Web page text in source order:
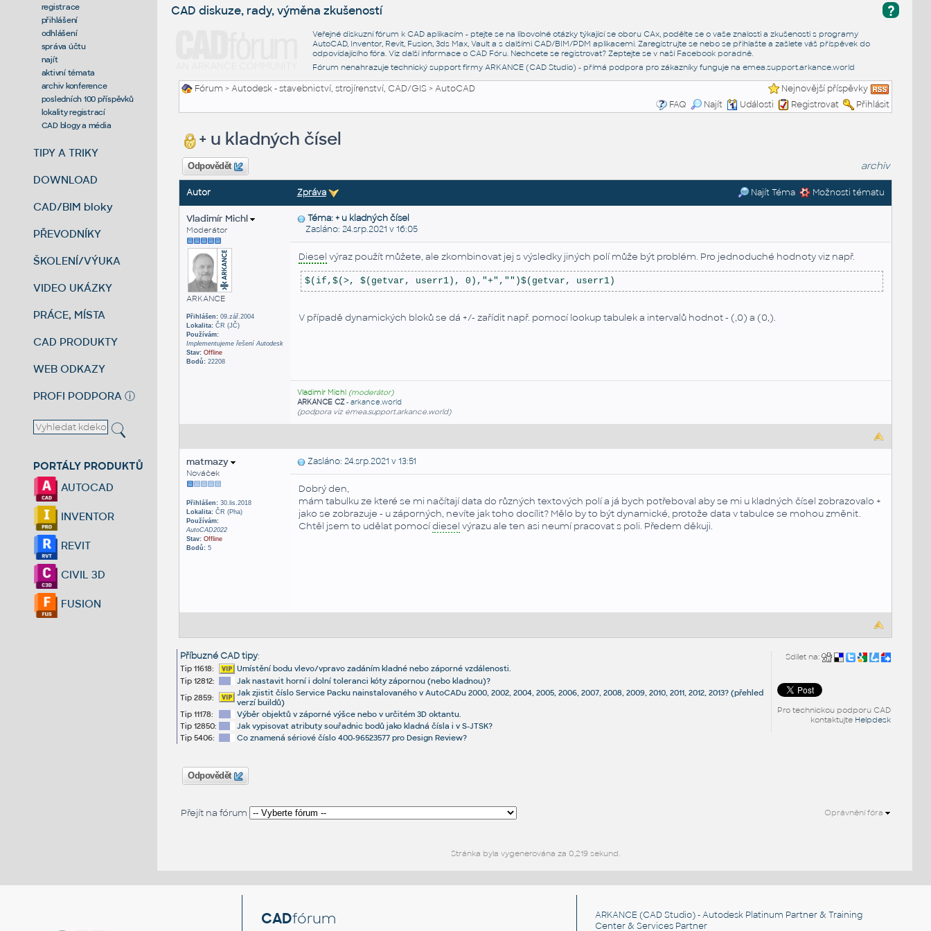
registrace
přihlášení
odhlášení
správa účtu
najít
aktivní témata
archiv konference
posledních 100 příspěvků
lokality registrací
CAD blogy a média
TIPY A TRIKY
DOWNLOAD
CAD/BIM bloky
PŘEVODNÍKY
ŠKOLENÍ/VÝUKA
VIDEO UKÁZKY
PRÁCE, MÍSTA
CAD PRODUKTY
WEB ODKAZY
PROFI PODPORA ⓘ
PORTÁLY PRODUKTŮ
AUTOCAD
INVENTOR
REVIT
CIVIL 3D
FUSION
?
CAD diskuze, rady, výměna zkušeností
Veřejné diskuzní fórum k CAD aplikacím - ptejte se na libovolné otázky týkající se oboru CAx, podělte se o vaše znalosti a zkušenosti s programy
AutoCAD, Inventor, Revit, Fusion, 3ds Max, Vault a s dalšími CAD/BIM/PDM aplikacemi. Zaregistrujte se nebo se přihlašte a zašlete váš příspěvek do
odpovídajícího fóra. Viz další informace o CAD Fóru. Nechcete se registrovat? Zeptejte se v naší Facebook poradně.
Fórum nenahrazuje technický support firmy ARKANCE (CAD Studio) - přímá podpora pro zákazníky funguje na emea.support.arkance.world
Fórum >Autodesk - stavebnictví, strojírenství, CAD/GIS>AutoCAD
Nejnovější příspěvky
FAQ
Najít Události Registrovat Přihlásit
+ u kladných čísel
Odpovědět archiv
Autor Zpráva Najít Téma Možnosti tématu
Vladimír Michl
Moderátor
ARKANCE
Přihlášen:09.zář.2004
Lokalita:ČR (JČ)
Používám:
Implementujeme řešení Autodesk
Stav: Offline
Bodů:22208
Téma: + u kladných čísel
Zasláno: 24.srp.2021 v 16:05
Diesel výraz použít můžete, ale zkombinovat jej s výsledky jiných polí může být problém. Pro jednoduché hodnoty viz např.
$(if,$(>, $(getvar, userr1), 0),"+","")$(getvar, userr1)
V případě dynamických bloků se dá +/- zařídit např. pomocí lookup tabulek a intervalů hodnot - (,0) a (0,).
Vladimír Michl (moderátor)
ARKANCE CZ- arkance.world
(podpora viz emea.support.arkance.world)
matmazy
Nováček
Přihlášen:30.lis.2018
Lokalita:ČR (Pha)
Používám:
AutoCAD2022
Stav: Offline
Bodů:5
Zasláno: 24.srp.2021 v 13:51
Dobrý den,
mám tabulku ze které se mi načítají data do různých textových polí a já bych potřeboval aby se mi u kladných čísel zobrazovalo +
jako se zobrazuje - u záporných, nevíte jak toho docílit? Mělo by to být dynamické, protože data v tabulce se mohou změnit.
Chtěl jsem to udělat pomocídiesel výrazu ale ten asi neumí pracovat s poli. Předem děkuji.
Sdílet na:
Pro technickou podporu CAD
kontaktujte Helpdesk
Příbuzné CAD tipy:
Tip 11618:
Umístění bodu vlevo/vpravo zadáním kladné nebo záporné vzdálenosti.
Tip 12812:
Jak nastavit horní i dolní toleranci kóty zápornou (nebo kladnou)?
Tip 2859:
Jak zjistit číslo Service Packu nainstalovaného v AutoCADu 2000, 2002, 2004, 2005, 2006, 2007, 2008, 2009, 2010, 2011, 2012, 2013? (přehled
verzí buildů)
Tip 11178:
Výběr objektů v záporné výšce nebo v určitém 3D oktantu.
Tip 12850:
Jak vypisovat atributy souřadnic bodů jako kladná čísla i v S-JTSK?
Tip 5406:
Co znamená sériové číslo 400-96523577 pro Design Review?
Odpovědět
Přejít na fórum Oprávnění fóra
Stránka byla vygenerována za 0,219 sekund.
CADfórum ARKANCE (CAD Studio) - Autodesk Platinum Partner & Training
Center & Services Partner